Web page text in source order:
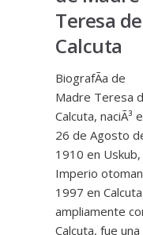
Teresa de
Calcuta
BiografÃ­a de
Madre Teresa
Calcuta, naciÃ³
26 de Agosto
1910 en Uskub,
Imperio
1997 en
ampliamente
Calcuta, fue